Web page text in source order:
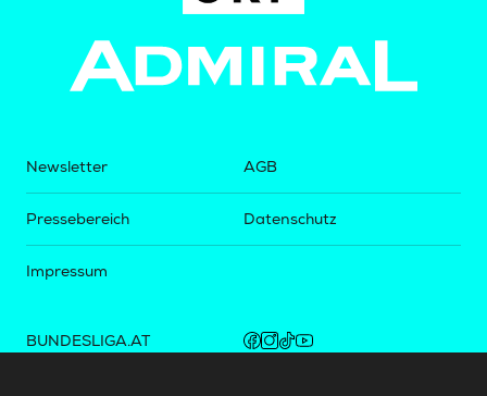
Newsletter
Pressebereich
Impressum
AGB
Datenschutz
BUNDESLIGA.AT